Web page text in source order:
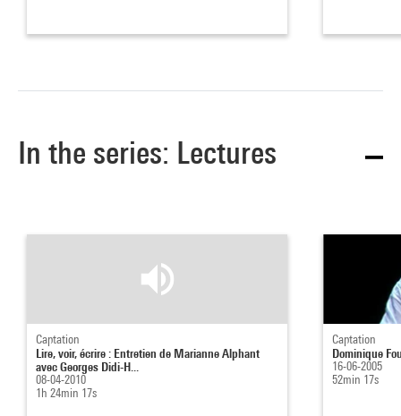
In the series: Lectures
Captation
Lire, voir, écrire : Entretien de Marianne Alphant
avec Georges Didi-H...
08-04-2010
1h 24min 17s
Captation
Dominique
16-06-2005
52min 17s